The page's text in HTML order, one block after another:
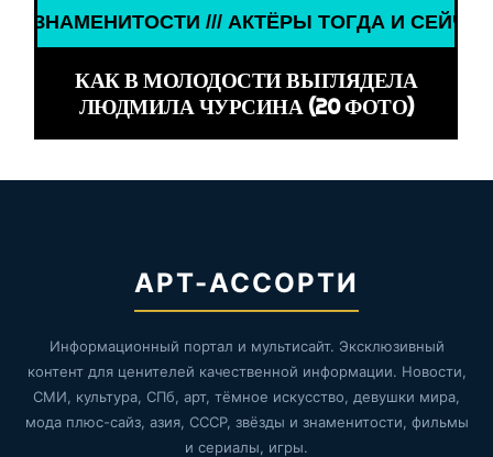
И СЕЙЧАС /// ЗНАМЕНИТОСТИ /// АКТЁРЫ
КАК В МОЛОДОСТИ ВЫГЛЯДЕЛА
ЛЮДМИЛА ЧУРСИНА (20 ФОТО)
АРТ-АССОРТИ
Информационный портал и мультисайт. Эксклюзивный
контент для ценителей качественной информации. Новости,
СМИ, культура, СПб, арт, тёмное искусство, девушки мира,
мода плюс-сайз, азия, СССР, звёзды и знаменитости, фильмы
и сериалы, игры.